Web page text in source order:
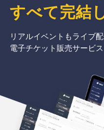
すべて完結
リアルイベントもライブ
電子チケット販売サービス